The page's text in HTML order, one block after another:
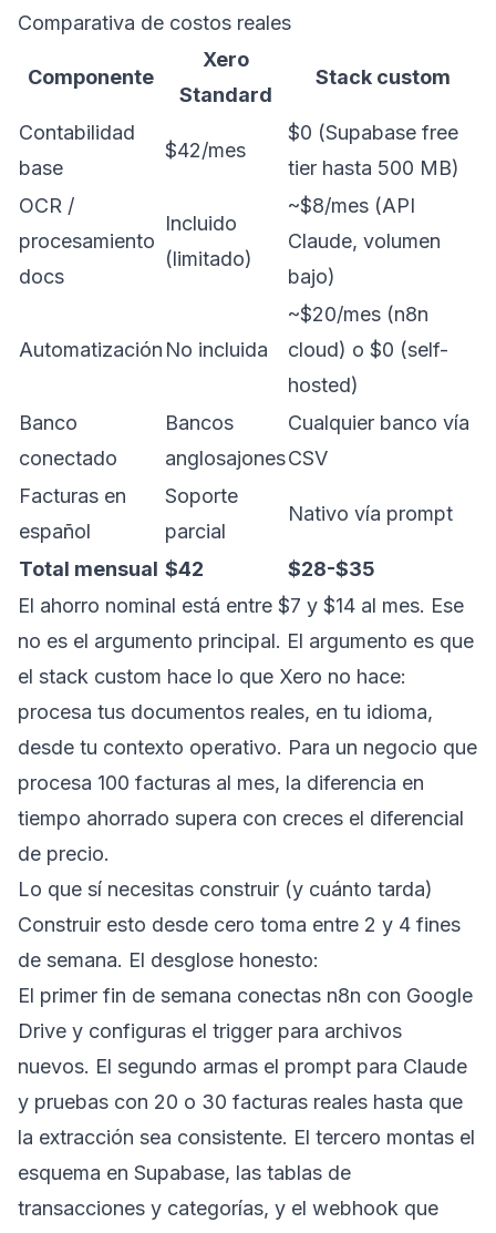
Comparativa de costos reales
Componente
Xero
Standard
Stack custom
Contabilidad
base
$42/mes
$0 (Supabase free
tier hasta 500 MB)
OCR /
procesamiento
docs
Incluido
(limitado)
~$8/mes (API
Claude, volumen
bajo)
Automatización No incluida
~$20/mes (n8n
cloud) o $0 (self-
hosted)
Banco
conectado
Bancos
anglosajones
Cualquier banco vía
CSV
Facturas en
español
Soporte
parcial
Nativo vía prompt
Total mensual $42
$28-$35
El ahorro nominal está entre $7 y $14 al mes. Ese
no es el argumento principal. El argumento es que
el stack custom hace lo que Xero no hace:
procesa tus documentos reales, en tu idioma,
desde tu contexto operativo. Para un negocio que
procesa 100 facturas al mes, la diferencia en
tiempo ahorrado supera con creces el diferencial
de precio.
Lo que sí necesitas construir (y cuánto tarda)
Construir esto desde cero toma entre 2 y 4 fines
de semana. El desglose honesto:
El primer fin de semana conectas n8n con Google
Drive y configuras el trigger para archivos
nuevos. El segundo armas el prompt para Claude
y pruebas con 20 o 30 facturas reales hasta que
la extracción sea consistente. El tercero montas el
esquema en Supabase, las tablas de
transacciones y categorías, y el webhook que